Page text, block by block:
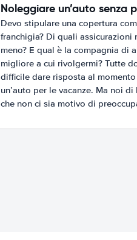
Noleggiare un’auto senza
Devo stipulare una copertura
franchigia? Di quali assicurazioni
meno? E qual è la compagnia di
migliore a cui rivolgermi? Tutte
difficile dare risposta al
un’auto per le vacanze. Ma noi di
che non ci sia motivo di